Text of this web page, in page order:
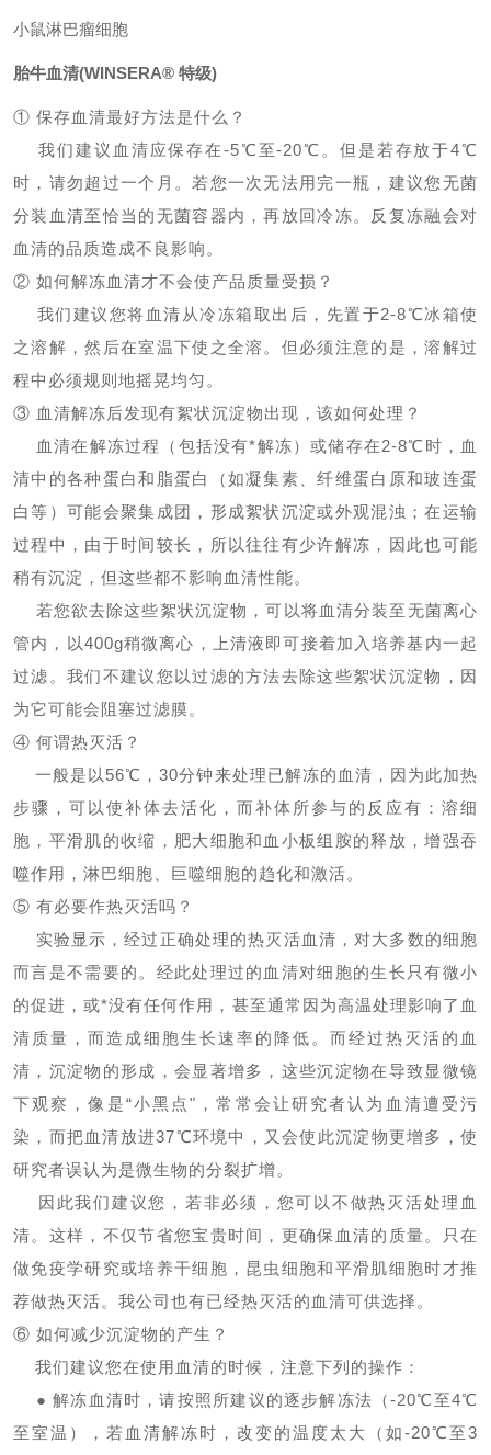
小鼠淋巴瘤细胞
胎牛血清(WINSERA® 特级)
① 保存血清最好方法是什么？
我们建议血清应保存在-5℃至-20℃。但是若存放于4℃
时，请勿超过一个月。若您一次无法用完一瓶，建议您无菌
分装血清至恰当的无菌容器内，再放回冷冻。反复冻融会对
血清的品质造成不良影响。
② 如何解冻血清才不会使产品质量受损？
我们建议您将血清从冷冻箱取出后，先置于2-8℃冰箱使
之溶解，然后在室温下使之全溶。但必须注意的是，溶解过
程中必须规则地摇晃均匀。
③ 血清解冻后发现有絮状沉淀物出现，该如何处理？
血清在解冻过程（包括没有*解冻）或储存在2-8℃时，血
清中的各种蛋白和脂蛋白（如凝集素、纤维蛋白原和玻连蛋
白等）可能会聚集成团，形成絮状沉淀或外观混浊；在运输
过程中，由于时间较长，所以往往有少许解冻，因此也可能
稍有沉淀，但这些都不影响血清性能。
若您欲去除这些絮状沉淀物，可以将血清分装至无菌离心
管内，以400g稍微离心，上清液即可接着加入培养基内一起
过滤。我们不建议您以过滤的方法去除这些絮状沉淀物，因
为它可能会阻塞过滤膜。
④ 何谓热灭活？
一般是以56℃，30分钟来处理已解冻的血清，因为此加热
步骤，可以使补体去活化，而补体所参与的反应有：溶细
胞，平滑肌的收缩，肥大细胞和血小板组胺的释放，增强吞
噬作用，淋巴细胞、巨噬细胞的趋化和激活。
⑤ 有必要作热灭活吗？
实验显示，经过正确处理的热灭活血清，对大多数的细胞
而言是不需要的。经此处理过的血清对细胞的生长只有微小
的促进，或*没有任何作用，甚至通常因为高温处理影响了血
清质量，而造成细胞生长速率的降低。而经过热灭活的血
清，沉淀物的形成，会显著增多，这些沉淀物在导致显微镜
下观察，像是“小黑点"，常常会让研究者认为血清遭受污
染，而把血清放进37℃环境中，又会使此沉淀物更增多，使
研究者误认为是微生物的分裂扩增。
因此我们建议您，若非必须，您可以不做热灭活处理血
清。这样，不仅节省您宝贵时间，更确保血清的质量。只在
做免疫学研究或培养干细胞，昆虫细胞和平滑肌细胞时才推
荐做热灭活。我公司也有已经热灭活的血清可供选择。
⑥ 如何减少沉淀物的产生？
我们建议您在使用血清的时候，注意下列的操作：
● 解冻血清时，请按照所建议的逐步解冻法（-20℃至4℃
至室温），若血清解冻时，改变的温度太大（如-20℃至3